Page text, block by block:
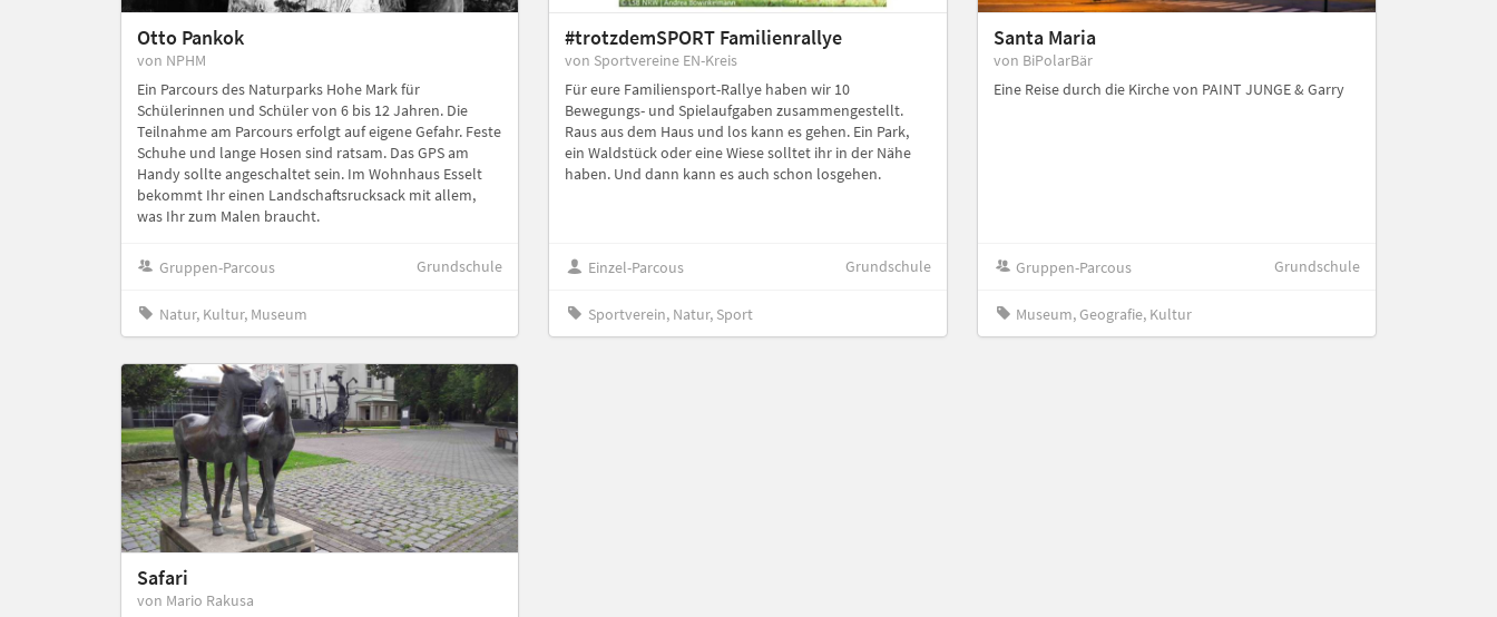
Otto Pankok
von NPHM
Ein Parcours des Naturparks Hohe Mark für
Schülerinnen und Schüler von 6 bis 12 Jahren. Die
Teilnahme am Parcours erfolgt auf eigene Gefahr. Feste
Schuhe und lange Hosen sind ratsam. Das GPS am
Handy sollte angeschaltet sein. Im Wohnhaus Esselt
bekommt Ihr einen Landschaftsrucksack mit allem,
was Ihr zum Malen braucht.
Gruppen-Parcous Grundschule
Natur, Kultur, Museum
#trotzdemSPORT Familienrallye
von Sportvereine EN-Kreis
Für eure Familiensport-Rallye haben wir 10
Bewegungs- und Spielaufgaben zusammengestellt.
Raus aus dem Haus und los kann es gehen. Ein Park,
ein Waldstück oder eine Wiese solltet ihr in der Nähe
haben. Und dann kann es auch schon losgehen.
Einzel-Parcous Grundschule
Sportverein, Natur, Sport
Santa Maria
von BiPolarBär
Eine Reise durch die Kirche von PAINT JUNGE & Garry
Gruppen-Parcous Grundschule
Museum, Geografie, Kultur
Safari
von Mario Rakusa